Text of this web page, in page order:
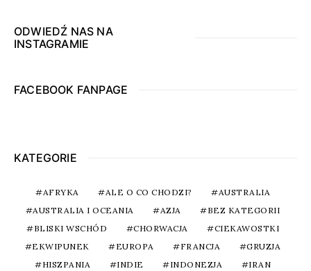
ODWIEDŹ NAS NA
INSTAGRAMIE
FACEBOOK FANPAGE
KATEGORIE
AFRYKA ALE O CO CHODZI?
AUSTRALIA
AUSTRALIA I OCEANIA
AZJA
BEZ KATEGORII
BLISKI WSCHÓD
CHORWACJA
CIEKAWOSTKI
EKWIPUNEK
EUROPA FRANCJA
GRUZJA
HISZPANIA
INDIE INDONEZJA
IRAN